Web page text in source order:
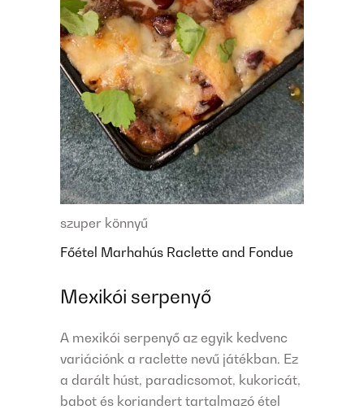
szuper könnyű
Főétel Marhahús Raclette and Fondue
Mexikói serpenyő
A mexikói serpenyő az egyik kedvenc
variációnk a raclette nevű játékban. Ez
a darált húst, paradicsomot, kukoricát,
babot és koriandert tartalmazó étel